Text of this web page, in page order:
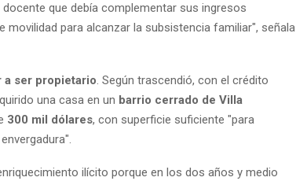
que debía complementar sus ingresos
para alcanzar la subsistencia familiar", señala
a ser propietario. Según trascendió, con el crédito
una casa en un barrio cerrado de Villa
300 mil dólares, con superficie suficiente "para
ilícito porque en los dos años y medio